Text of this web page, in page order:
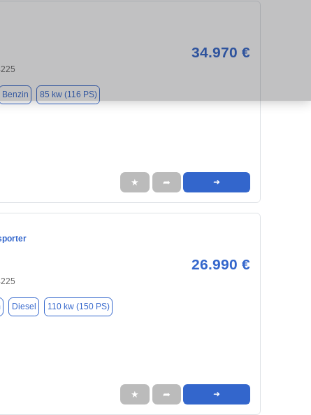
34.970 €
Benzin 85 kw (116 PS)
★ ➦ ➜
26.990 €
Diesel 110 kw (150 PS)
★ ➦ ➜